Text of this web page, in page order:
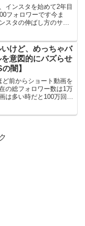
インスタを始めて2年目
フォロワーです今ま
スタの伸ばし方のサイ
した自負はありますこ
スタ...
けど、めっちゃバ
意図的にバズらせ
闇】
ど前からショート動画を
の総フォロワー数は1万
は多い時だと100万回再